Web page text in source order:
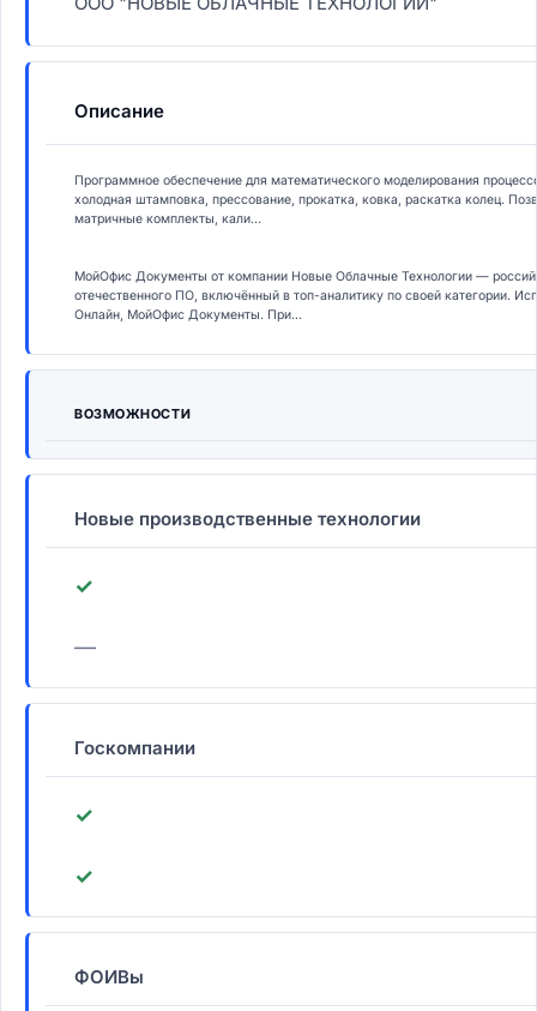
Описание
Программное обеспечение для математического моделирования
холодная штамповка, прессование, прокатка, ковка, раскатка колец.
матричные комплекты, кали...
МойОфис Документы от компании Новые Облачные Технологии —
отечественного ПО, включённый в топ-аналитику по своей категории.
Онлайн, МойОфис Документы. При...
ВОЗМОЖНОСТИ
Новые производственные технологии
✓
—
Госкомпании
✓
✓
ФОИВы